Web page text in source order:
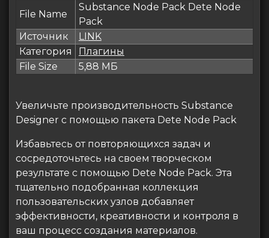
File Name
Substance Node Pack Dete Node
Pack
Источник
LINK
Категория
Плагины
File Size
5,88 МБ
Увеличьте производительность Substance
Designer с помощью пакета Dete Node Pack
Избавьтесь от повторяющихся задач и
сосредоточьтесь на своем творческом
результате с помощью Dete Node Pack. Эта
тщательно подобранная коллекция
пользовательских узлов добавляет
эффективности, креативности и контроля в
ваш процесс создания материалов.